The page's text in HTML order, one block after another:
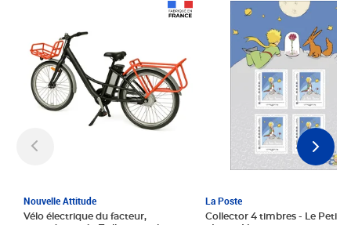
Nouvelle Attitude
Vélo électrique du facteur,
La Poste
Collector 4 timbres - Le Petit
Prix 6,25€ HT